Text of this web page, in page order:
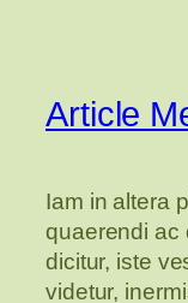
Article
Iam in altera
quaerendi ac
dicitur, iste
videtur,